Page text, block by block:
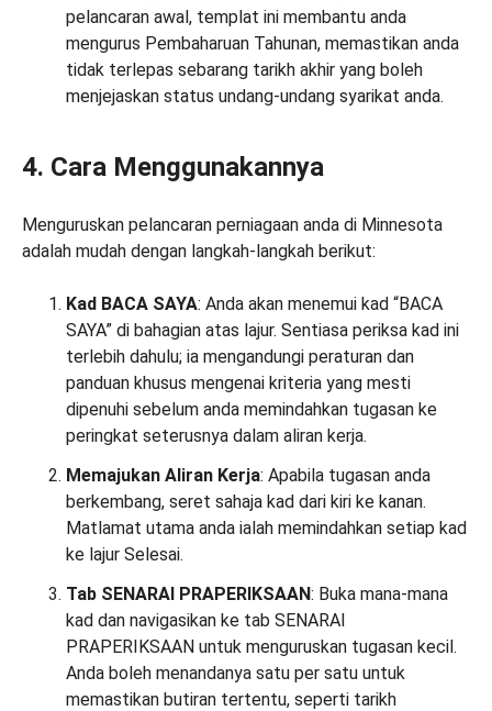
pelancaran awal, templat ini membantu anda
mengurus Pembaharuan Tahunan, memastikan anda
tidak terlepas sebarang tarikh akhir yang boleh
menjejaskan status undang-undang syarikat anda.
4. Cara Menggunakannya
Menguruskan pelancaran perniagaan anda di Minnesota
adalah mudah dengan langkah-langkah berikut:
Kad BACA SAYA: Anda akan menemui kad “BACA
SAYA” di bahagian atas lajur. Sentiasa periksa kad ini
terlebih dahulu; ia mengandungi peraturan dan
panduan khusus mengenai kriteria yang mesti
dipenuhi sebelum anda memindahkan tugasan ke
peringkat seterusnya dalam aliran kerja.
Memajukan Aliran Kerja: Apabila tugasan anda
berkembang, seret sahaja kad dari kiri ke kanan.
Matlamat utama anda ialah memindahkan setiap kad
ke lajur Selesai.
Tab SENARAI PRAPERIKSAAN: Buka mana-mana
kad dan navigasikan ke tab SENARAI
PRAPERIKSAAN untuk menguruskan tugasan kecil.
Anda boleh menandanya satu per satu untuk
memastikan butiran tertentu, seperti tarikh